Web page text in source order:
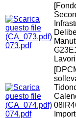
073.pdf
074.pdf